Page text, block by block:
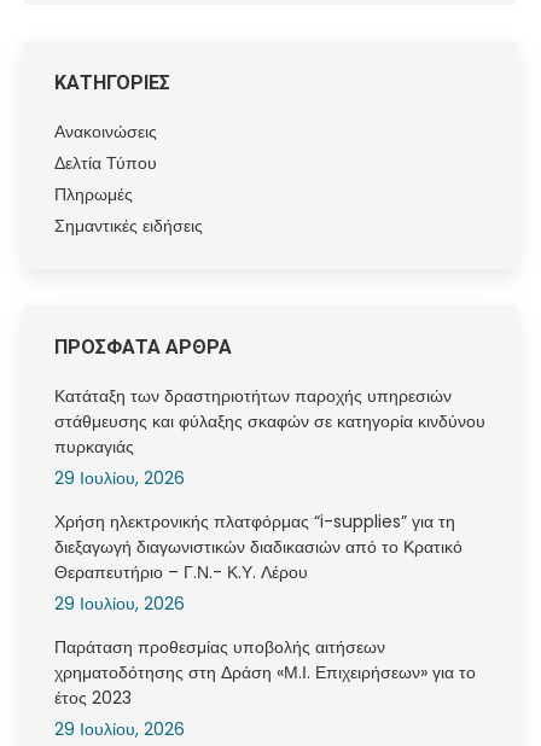
ΚΑΤΗΓΟΡΙΕΣ
Ανακοινώσεις
Δελτία Τύπου
Πληρωμές
Σημαντικές ειδήσεις
ΠΡΟΣΦΑΤΑ ΑΡΘΡΑ
Κατάταξη των δραστηριοτήτων παροχής υπηρεσιών
στάθμευσης και φύλαξης σκαφών σε κατηγορία κινδύνου
πυρκαγιάς
29 Ιουλίου, 2026
Χρήση ηλεκτρονικής πλατφόρμας “i-supplies” για τη
διεξαγωγή διαγωνιστικών διαδικασιών από το Κρατικό
Θεραπευτήριο – Γ.Ν.- Κ.Υ. Λέρου
29 Ιουλίου, 2026
Παράταση προθεσμίας υποβολής αιτήσεων
χρηματοδότησης στη Δράση «Μ.Ι. Επιχειρήσεων» για το
έτος 2023
29 Ιουλίου, 2026